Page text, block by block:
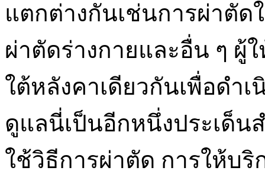
แตกต่างกันเช่นการผ่าตัด
ผ่าตัดร่างกายและอื่น ๆ ผู้
ใต้หลังคาเดียวกันเพื่อดำ
ดูแลนี่เป็นอีกหนึ่งประเด็
ใช้วิธีการผ่าตัด การให้บ